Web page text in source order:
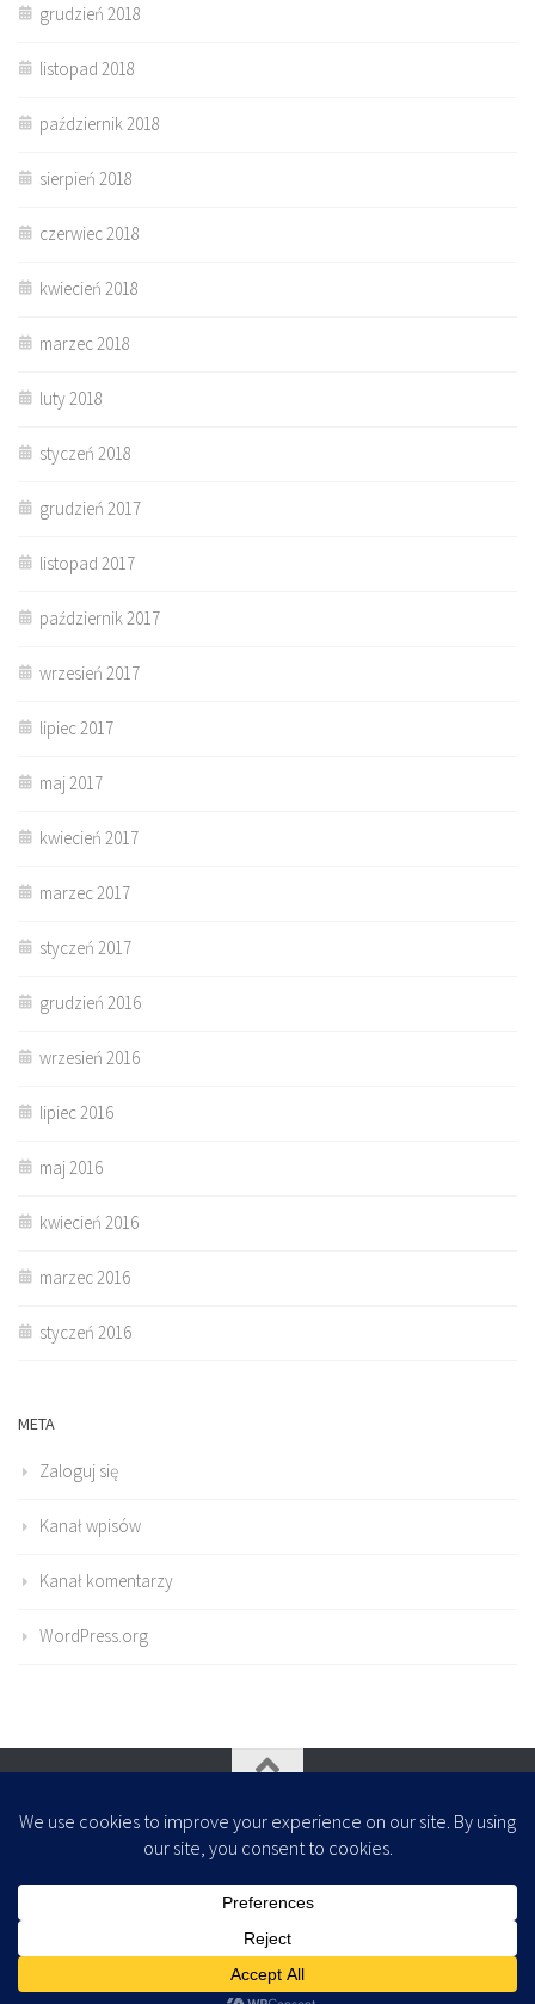
grudzień 2018
listopad 2018
październik 2018
sierpień 2018
czerwiec 2018
kwiecień 2018
marzec 2018
luty 2018
styczeń 2018
grudzień 2017
listopad 2017
październik 2017
wrzesień 2017
lipiec 2017
maj 2017
kwiecień 2017
marzec 2017
styczeń 2017
grudzień 2016
wrzesień 2016
lipiec 2016
maj 2016
kwiecień 2016
marzec 2016
styczeń 2016
META
Zaloguj się
Kanał wpisów
Kanał komentarzy
WordPress.org
- Zaprojektowany z